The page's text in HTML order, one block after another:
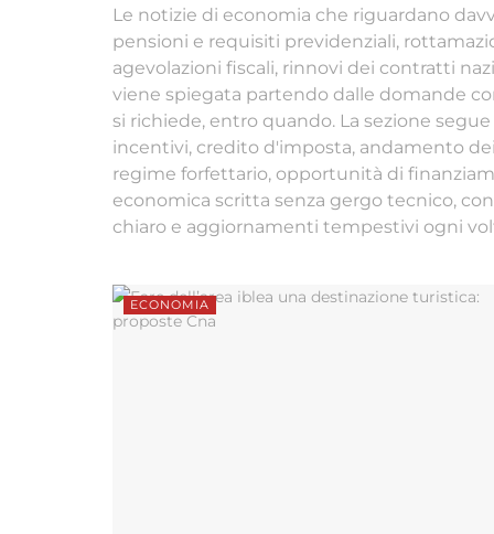
Le notizie di economia che riguardano
pensioni e requisiti previdenziali,
agevolazioni fiscali, rinnovi dei contratti
viene spiegata partendo dalle domande
si richiede, entro quando. La sezione
incentivi, credito d'imposta, andamento
regime forfettario, opportunità di
economica scritta senza gergo tecnico,
chiaro e aggiornamenti tempestivi ogni
ECONOMIA